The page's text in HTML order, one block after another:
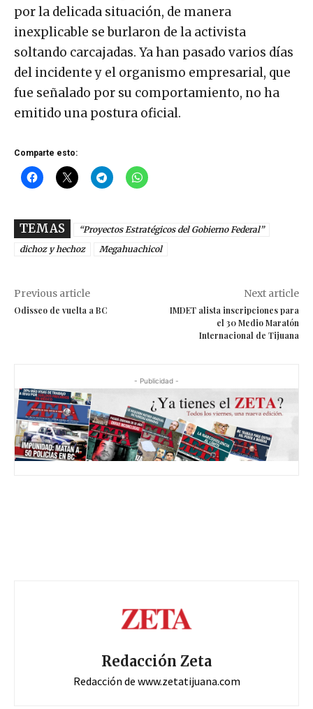
por la delicada situación, de manera
inexplicable se burlaron de la activista
soltando carcajadas. Ya han pasado varios días
del incidente y el organismo empresarial, que
fue señalado por su comportamiento, no ha
emitido una postura oficial.
Comparte esto:
TEMAS
“Proyectos Estratégicos del Gobierno Federal”
dichoz y hechoz
Megahuachicol
Previous article
Odisseo de vuelta a BC
Next article
IMDET alista inscripciones para
el 30 Medio Maratón
Internacional de Tijuana
- Publicidad -
Redacción Zeta
Redacción de www.zetatijuana.com